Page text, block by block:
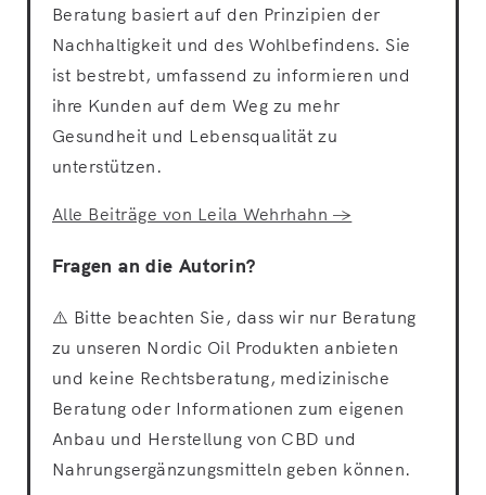
Beratung basiert auf den Prinzipien der
Nachhaltigkeit und des Wohlbefindens. Sie
ist bestrebt, umfassend zu informieren und
ihre Kunden auf dem Weg zu mehr
Gesundheit und Lebensqualität zu
unterstützen.
Alle Beiträge von Leila Wehrhahn →
Fragen an die Autorin?
⚠️ Bitte beachten Sie, dass wir nur Beratung
zu unseren Nordic Oil Produkten anbieten
und keine Rechtsberatung, medizinische
Beratung oder Informationen zum eigenen
Anbau und Herstellung von CBD und
Nahrungsergänzungsmitteln geben können.